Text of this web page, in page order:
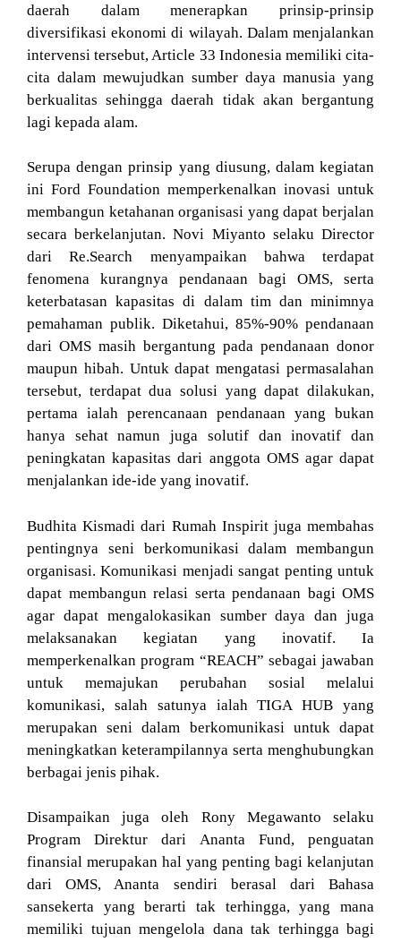
daerah dalam menerapkan prinsip-prinsip
diversifikasi ekonomi di wilayah. Dalam menjalankan
intervensi tersebut, Article 33 Indonesia memiliki cita-
cita dalam mewujudkan sumber daya manusia yang
berkualitas sehingga daerah tidak akan bergantung
lagi kepada alam.
Serupa dengan prinsip yang diusung, dalam kegiatan
ini Ford Foundation memperkenalkan inovasi untuk
membangun ketahanan organisasi yang dapat berjalan
secara berkelanjutan. Novi Miyanto selaku Director
dari Re.Search menyampaikan bahwa terdapat
fenomena kurangnya pendanaan bagi OMS, serta
keterbatasan kapasitas di dalam tim dan minimnya
pemahaman publik. Diketahui, 85%-90% pendanaan
dari OMS masih bergantung pada pendanaan donor
maupun hibah. Untuk dapat mengatasi permasalahan
tersebut, terdapat dua solusi yang dapat dilakukan,
pertama ialah perencanaan pendanaan yang bukan
hanya sehat namun juga solutif dan inovatif dan
peningkatan kapasitas dari anggota OMS agar dapat
menjalankan ide-ide yang inovatif.
Budhita Kismadi dari Rumah Inspirit juga membahas
pentingnya seni berkomunikasi dalam membangun
organisasi. Komunikasi menjadi sangat penting untuk
dapat membangun relasi serta pendanaan bagi OMS
agar dapat mengalokasikan sumber daya dan juga
melaksanakan kegiatan yang inovatif. Ia
memperkenalkan program “REACH” sebagai jawaban
untuk memajukan perubahan sosial melalui
komunikasi, salah satunya ialah TIGA HUB yang
merupakan seni dalam berkomunikasi untuk dapat
meningkatkan keterampilannya serta menghubungkan
berbagai jenis pihak.
Disampaikan juga oleh Rony Megawanto selaku
Program Direktur dari Ananta Fund, penguatan
finansial merupakan hal yang penting bagi kelanjutan
dari OMS, Ananta sendiri berasal dari Bahasa
sansekerta yang berarti tak terhingga, yang mana
memiliki tujuan mengelola dana tak terhingga bagi